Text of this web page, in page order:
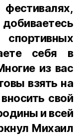
себя в
из вас
взять на
свой
и всей
Михаил